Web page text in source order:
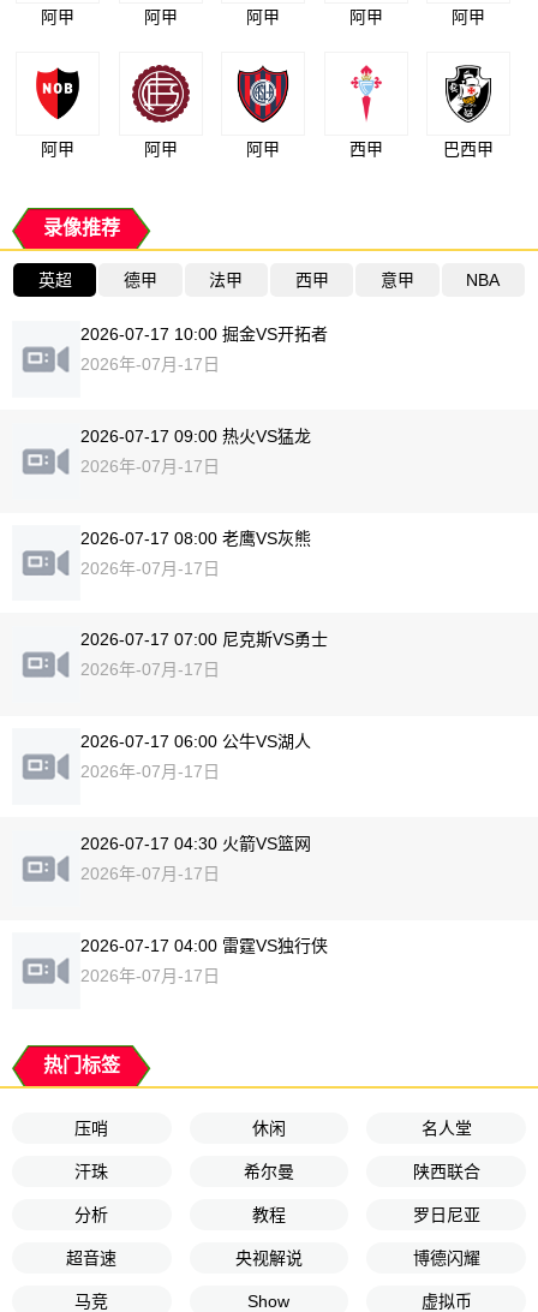
阿甲 阿甲 阿甲 阿甲 阿甲
阿甲 阿甲 阿甲 西甲 巴西甲
录像推荐
英超 德甲 法甲 西甲 意甲 NBA
2026-07-17 10:00 掘金VS开拓者
2026年-07月-17日
2026-07-17 09:00 热火VS猛龙
2026年-07月-17日
2026-07-17 08:00 老鹰VS灰熊
2026年-07月-17日
2026-07-17 07:00 尼克斯VS勇士
2026年-07月-17日
2026-07-17 06:00 公牛VS湖人
2026年-07月-17日
2026-07-17 04:30 火箭VS篮网
2026年-07月-17日
2026-07-17 04:00 雷霆VS独行侠
2026年-07月-17日
热门标签
压哨 休闲 名人堂
汗珠 希尔曼 陕西联合
分析 教程 罗日尼亚
超音速 央视解说 博德闪耀
马竞 Show 虚拟币